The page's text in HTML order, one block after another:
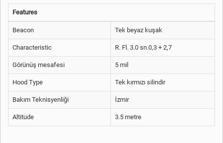
Features
Beacon Tek beyaz kuşak
Characteristic R. Fl. 3.0 sn.0,3 + 2,7
Görünüş mesafesi 5 mil
Hood Type Tek kırmızı silindir
Bakım Teknisyenliği İzmir
Altitude 3.5 metre